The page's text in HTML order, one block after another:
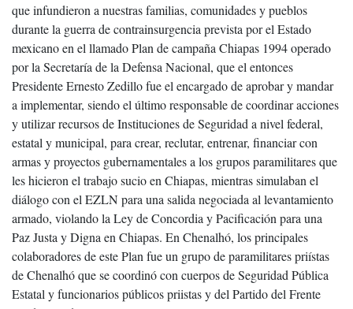
que infundieron a nuestras familias, comunidades y pueblos
durante la guerra de contrainsurgencia prevista por el Estado
mexicano en el llamado Plan de campaña Chiapas 1994 operado
por la Secretaría de la Defensa Nacional, que el entonces
Presidente Ernesto Zedillo fue el encargado de aprobar y mandar
a implementar, siendo el último responsable de coordinar acciones
y utilizar recursos de Instituciones de Seguridad a nivel federal,
estatal y municipal, para crear, reclutar, entrenar, financiar con
armas y proyectos gubernamentales a los grupos paramilitares que
les hicieron el trabajo sucio en Chiapas, mientras simulaban el
diálogo con el EZLN para una salida negociada al levantamiento
armado, violando la Ley de Concordia y Pacificación para una
Paz Justa y Digna en Chiapas. En Chenalhó, los principales
colaboradores de este Plan fue un grupo de paramilitares priístas
de Chenalhó que se coordinó con cuerpos de Seguridad Pública
Estatal y funcionarios públicos priistas y del Partido del Frente